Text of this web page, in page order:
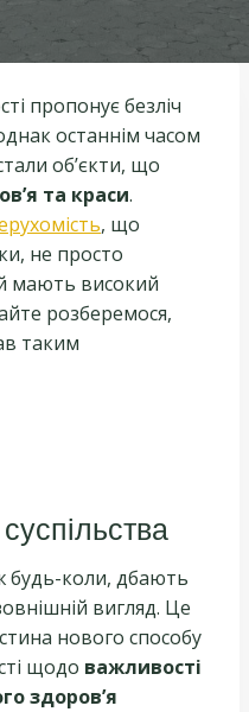
пропонує безліч
останнім часом
об’єкти, що
та краси.
, що
не просто
мають високий
розберемося,
таким
будь-коли, дбають
вигляд. Це
нового способу
щодо важливості
здоров’я